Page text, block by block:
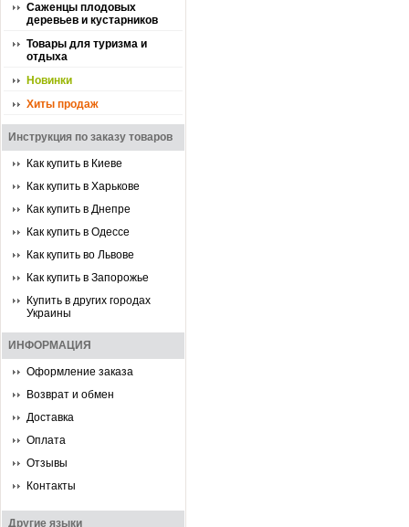
Саженцы плодовых
деревьев и кустарников
Товары для туризма и
отдыха
Новинки
Хиты продаж
Инструкция по заказу товаров
Как купить в Киеве
Как купить в Харькове
Как купить в Днепре
Как купить в Одессе
Как купить во Львове
Как купить в Запорожье
Купить в других городах
Украины
ИНФОРМАЦИЯ
Оформление заказа
Возврат и обмен
Доставка
Оплата
Отзывы
Контакты
Другие языки